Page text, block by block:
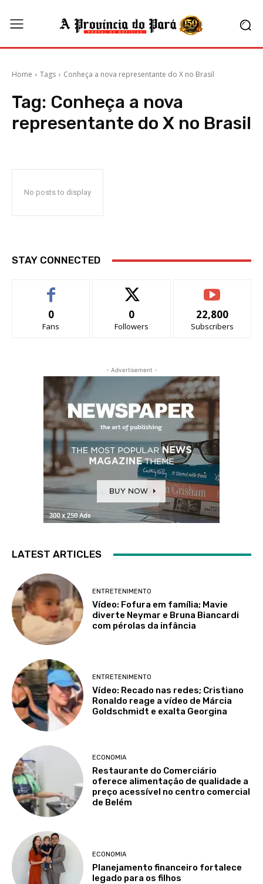
Home Tags Conheça a nova representante do X no Brasil
Tag: Conheça a nova
representante do X no Brasil
No posts to display
STAY CONNECTED
0
Fans
0
Followers
22,800
Subscribers
- Advertisement -
LATEST ARTICLES
ENTRETENIMENTO
Vídeo: Fofura em família; Mavie
diverte Neymar e Bruna Biancardi
com pérolas da infância
ENTRETENIMENTO
Vídeo: Recado nas redes; Cristiano
Ronaldo reage a vídeo de Márcia
Goldschmidt e exalta Georgina
ECONOMIA
Restaurante do Comerciário
oferece alimentação de qualidade a
preço acessível no centro comercial
de Belém
ECONOMIA
Planejamento financeiro fortalece
legado para os filhos